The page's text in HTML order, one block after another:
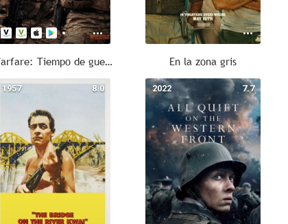
Warfare: Tiempo de guerra En la zona gris
8.0
1957 7.7
2022